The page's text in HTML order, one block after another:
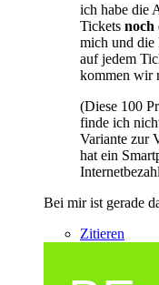
ich habe die
Tickets noch
mich und die
auf jedem
kommen wir
(Diese 100
finde ich
Variante zur
hat ein
Bei mir ist gerade
Zitieren